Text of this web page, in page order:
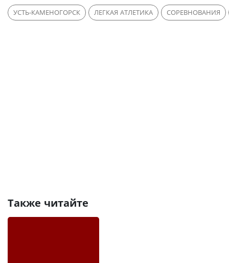
УСТЬ-КАМЕНОГОРСК ЛЕГКАЯ АТЛЕТИКА СОРЕВНОВАНИЯ
Также читайте